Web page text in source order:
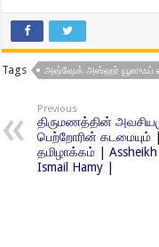
Tags அஷ்ஷேக் அஸ்ஹர் யூஸுஃப்
Previous
திருமணத்தின்
பெற்றோரின்
தமிழாக்கம் | Assheikh
Ismail Hamy |